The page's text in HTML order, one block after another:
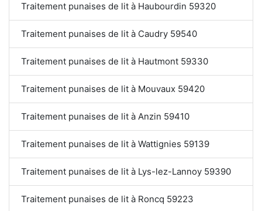
Traitement punaises de lit à Haubourdin 59320
Traitement punaises de lit à Caudry 59540
Traitement punaises de lit à Hautmont 59330
Traitement punaises de lit à Mouvaux 59420
Traitement punaises de lit à Anzin 59410
Traitement punaises de lit à Wattignies 59139
Traitement punaises de lit à Lys-lez-Lannoy 59390
Traitement punaises de lit à Roncq 59223